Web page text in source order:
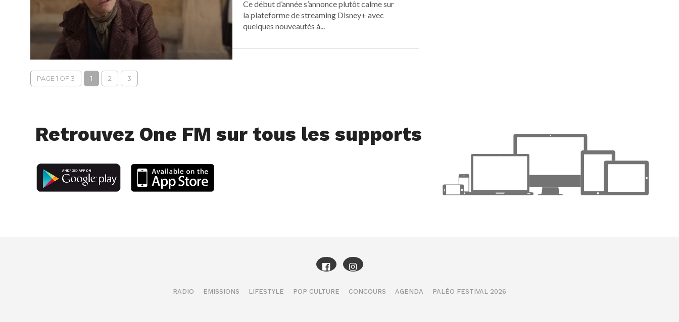
Ce début d’année s’annonce plutôt calme sur
la plateforme de streaming Disney+ avec
quelques nouveautés à...
PAGE 1 OF 3 1 2 3
Retrouvez One FM sur tous les supports
RADIO EMISSIONS LIFESTYLE POP CULTURE CONCOURS AGENDA PALÉO FESTIVAL 2026